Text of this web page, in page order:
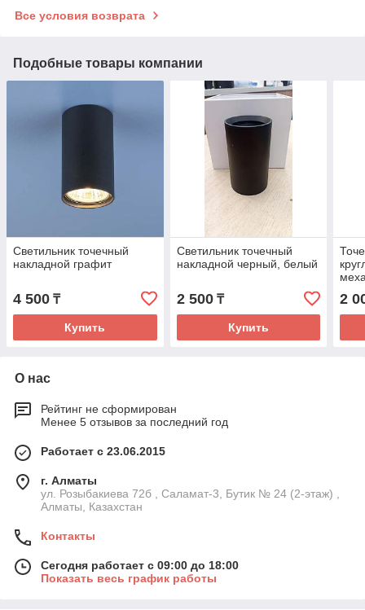
Все условия возврата
Подобные товары компании
Светильник точечный
накладной графит
4 500 ₸
Купить
Светильник точечный
накладной черный, белый
2 500₸
Купить
2
О нас
Рейтинг не сформирован
Менее 5 отзывов за последний год
Работает с 23.06.2015
г. Алматы
ул. Розыбакиева 72б , Саламат-3, Бутик № 24 (2-этаж) ,
Алматы, Казахстан
Контакты
Сегодня работает с 09:00 до 18:00
Показать весь график работы